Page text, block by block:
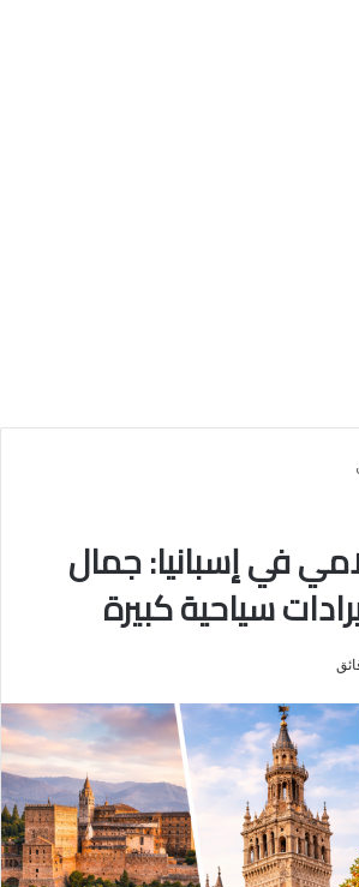
في إسبانيا: جمال
سياحية كبيرة